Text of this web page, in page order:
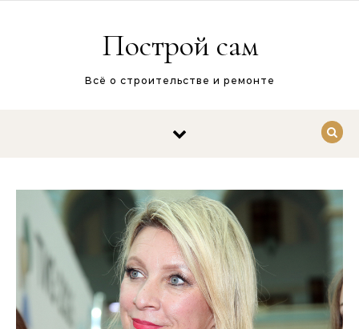
Построй сам
Всё о строительстве и ремонте